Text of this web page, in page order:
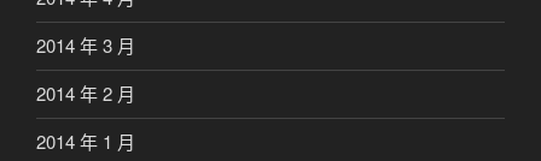
2014 年 3 月
2014 年 2 月
2014 年 1 月